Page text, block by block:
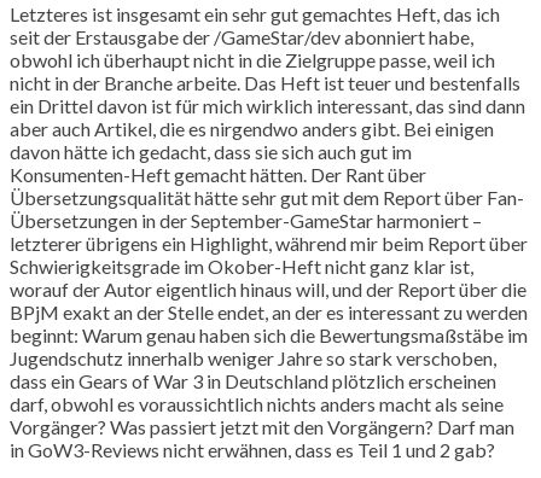
Letzteres ist insgesamt ein sehr gut gemachtes Heft, das ich
seit der Erstausgabe der /GameStar/dev abonniert habe,
obwohl ich überhaupt nicht in die Zielgruppe passe, weil ich
nicht in der Branche arbeite. Das Heft ist teuer und bestenfalls
ein Drittel davon ist für mich wirklich interessant, das sind dann
aber auch Artikel, die es nirgendwo anders gibt. Bei einigen
davon hätte ich gedacht, dass sie sich auch gut im
Konsumenten-Heft gemacht hätten. Der Rant über
Übersetzungsqualität hätte sehr gut mit dem Report über Fan-
Übersetzungen in der September-GameStar harmoniert –
letzterer übrigens ein Highlight, während mir beim Report über
Schwierigkeitsgrade im Okober-Heft nicht ganz klar ist,
worauf der Autor eigentlich hinaus will, und der Report über die
BPjM exakt an der Stelle endet, an der es interessant zu werden
beginnt: Warum genau haben sich die Bewertungsmaßstäbe im
Jugendschutz innerhalb weniger Jahre so stark verschoben,
dass ein Gears of War 3 in Deutschland plötzlich erscheinen
darf, obwohl es voraussichtlich nichts anders macht als seine
Vorgänger? Was passiert jetzt mit den Vorgängern? Darf man
in GoW3-Reviews nicht erwähnen, dass es Teil 1 und 2 gab?